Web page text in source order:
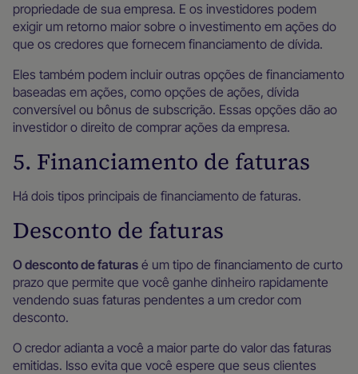
propriedade de sua empresa. E os investidores podem
exigir um retorno maior sobre o investimento em ações do
que os credores que fornecem financiamento de dívida.
Eles também podem incluir outras opções de financiamento
baseadas em ações, como opções de ações, dívida
conversível ou bônus de subscrição. Essas opções dão ao
investidor o direito de comprar ações da empresa.
5. Financiamento de faturas
Há dois tipos principais de financiamento de faturas.
Desconto de faturas
O desconto de faturas é um tipo de financiamento de curto
prazo que permite que você ganhe dinheiro rapidamente
vendendo suas faturas pendentes a um credor com
desconto.
O credor adianta a você a maior parte do valor das faturas
emitidas. Isso evita que você espere que seus clientes